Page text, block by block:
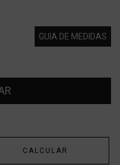
GUIA DE MEDIDAS
CALCULAR